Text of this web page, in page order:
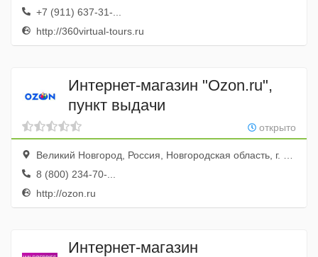
+7 (911) 637-31-...
http://360virtual-tours.ru
Интернет-магазин "Ozon.ru",
пункт выдачи
открыто
Великий Новгород, Россия, Новгородская область, г. Великий Новгород, ул. Большая Московская, д. 128/10
8 (800) 234-70-...
http://ozon.ru
Интернет-магазин